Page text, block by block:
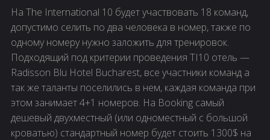
На The International 10 будет участвовать 18 команд,
допустимо селить по два человека в номер, также по
одному номеру нужно заложить для тренировок.
Подходящий под критерии проведения TI10 отель —
Radisson Blu Hotel Bucharest, все участники команд а
так же таланты поселились в нем, каждая команда при
этом занимает 4+1 номеров. На Booking самый
дешевый двухместный (или одноместный с большой
кроватью) стандартный номер будет стоить 1300$ на